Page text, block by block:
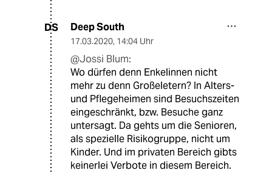
DS Deep South
17.03.2020, 14:04 Uhr
@Jossi Blum:
Wo dürfen denn Enkelinnen nicht
mehr zu denn Großeletern? In Alters-
und Pflegeheimen sind Besuchszeiten
eingeschränkt, bzw. Besuche ganz
untersagt. Da gehts um die Senioren,
als spezielle Risikogruppe, nicht um
Kinder. Und im privaten Bereich gibts
keinerlei Verbote in diesem Bereich.